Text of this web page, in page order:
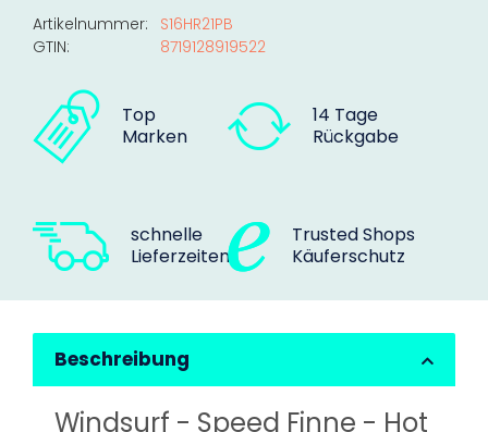
Artikelnummer:
S16HR21PB
GTIN:
8719128919522
Top
Marken
14 Tage
Rückgabe
schnelle
Lieferzeiten
Trusted Shops
Käuferschutz
Beschreibung
Windsurf - Speed Finne - Hot